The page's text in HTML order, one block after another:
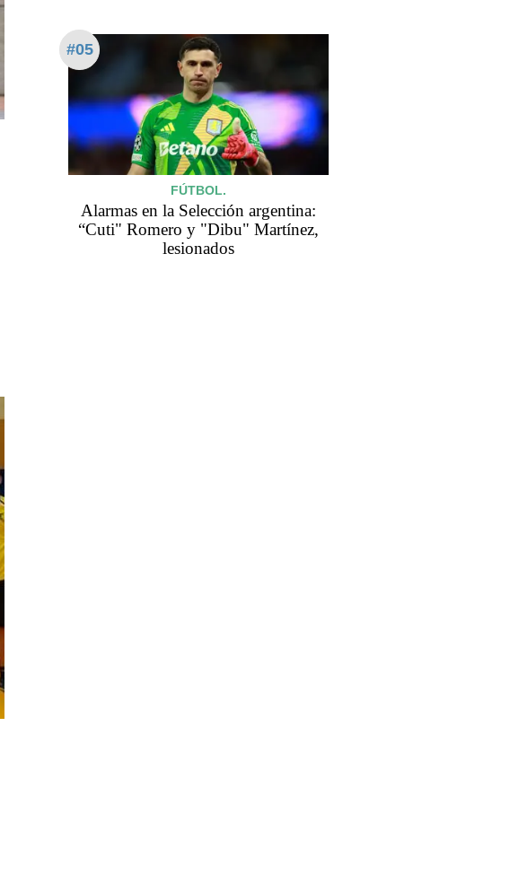
#05
FÚTBOL.
Alarmas en la Selección argentina:
“Cuti" Romero y "Dibu" Martínez,
lesionados